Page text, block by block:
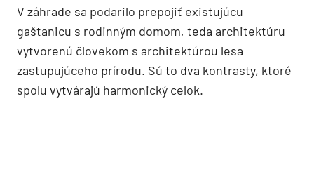
V záhrade sa podarilo prepojiť existujúcu
gaštanicu s rodinným domom, teda architektúru
vytvorenú človekom s architektúrou lesa
zastupujúceho prírodu. Sú to dva kontrasty, ktoré
spolu vytvárajú harmonický celok.